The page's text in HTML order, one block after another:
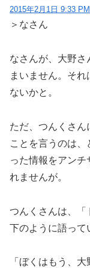
2015年2月1日 9:33 PM
＞なさん
なさんが、大野
まいません。そ
ないかと。
ただ、つんくさん
ことを言うのは
った情報をアン
れませんが。
つんくさんは、「
下のように語って
「ぼくはもう、